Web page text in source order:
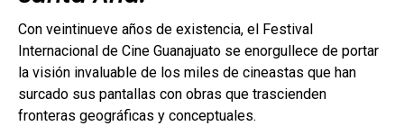
Con veintinueve años de existencia, el Festival
Internacional de Cine Guanajuato se enorgullece de portar
la visión invaluable de los miles de cineastas que han
surcado sus pantallas con obras que trascienden
fronteras geográficas y conceptuales.